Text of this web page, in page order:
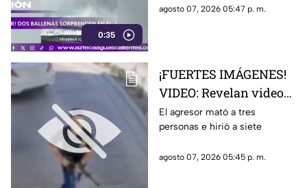
0:35
de Cortés. El avistamiento fue
agosto 07, 2026 05:47 p. m.
¡FUERTES IMÁGENES!
VIDEO: Revelan videos
de seguridad del tiroteo
realizado en famosa
hamburguesas en
El agresor mató a tres
personas e hirió a siete
agosto 07, 2026 05:45 p. m.